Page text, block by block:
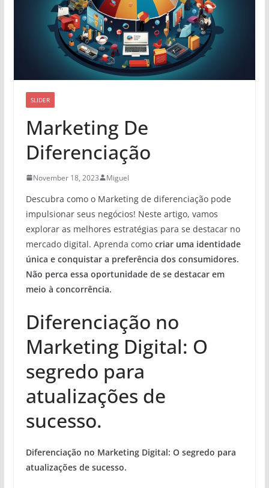
SLIDER
Marketing De
Diferenciação
November 18, 2023 Miguel
Descubra como o Marketing de diferenciação pode
impulsionar seus negócios! Neste artigo, vamos
explorar as melhores estratégias para se destacar no
mercado digital. Aprenda como criar uma identidade
única e conquistar a preferência dos consumidores.
Não perca essa oportunidade de se destacar em
meio à concorrência.
Diferenciação no
Marketing Digital: O
segredo para
atualizações de
sucesso.
Diferenciação no Marketing Digital: O segredo para
atualizaçõesde sucesso.